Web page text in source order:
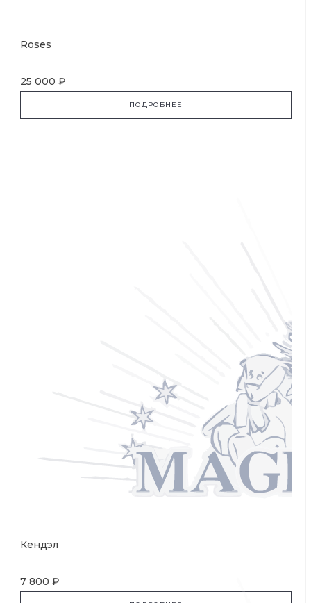
Roses
25 000 ₽
ПОДРОБНЕЕ
Кендэл
7 800 ₽